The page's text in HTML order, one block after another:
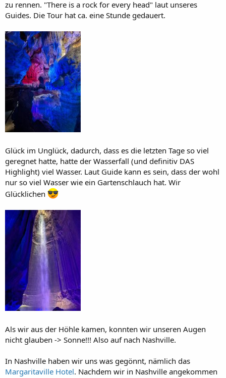
zu rennen. "There is a rock for every head" laut unseres
Guides. Die Tour hat ca. eine Stunde gedauert.
Glück im Unglück, dadurch, dass es die letzten Tage so viel
geregnet hatte, hatte der Wasserfall (und definitiv DAS
Highlight) viel Wasser. Laut Guide kann es sein, dass der wohl
nur so viel Wasser wie ein Gartenschlauch hat. Wir
Glücklichen
Als wir aus der Höhle kamen, konnten wir unseren Augen
nicht glauben -> Sonne!!! Also auf nach Nashville.
In Nashville haben wir uns was gegönnt, nämlich das
Margaritaville Hotel. Nachdem wir in Nashville angekommen